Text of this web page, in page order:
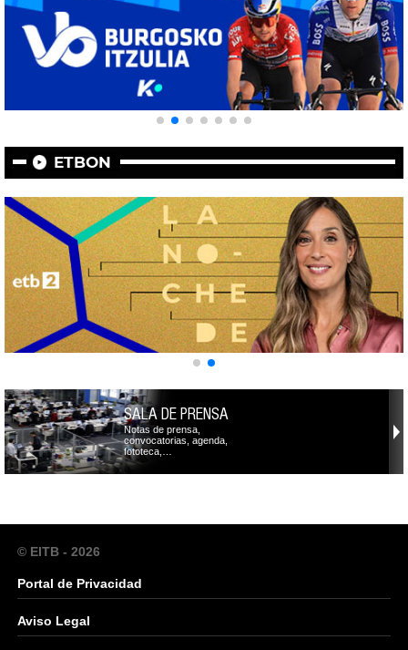
ETBON
SALA DE PRENSA
Notas de prensa,
convocatorias, agenda,
fototeca,…
© EITB - 2026
Portal de Privacidad
Aviso Legal